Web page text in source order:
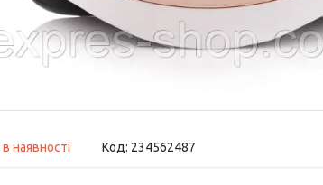
наявності Код: 234562487